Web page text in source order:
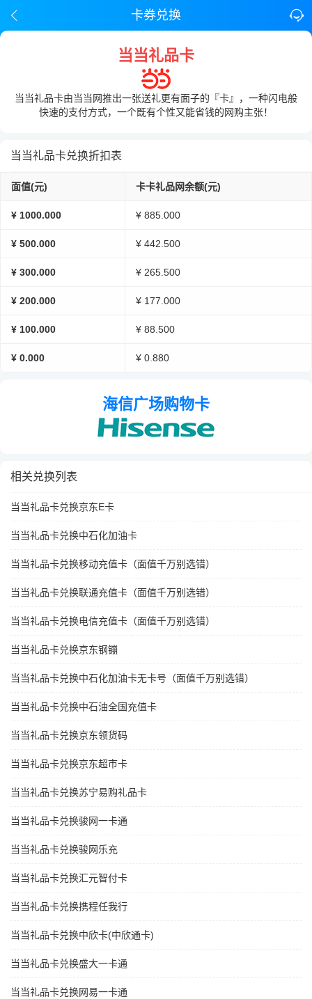
卡券兑换
当当礼品卡
当当礼品卡由当当网推出一张送礼更有面子的『卡』，一种闪电般
快速的支付方式，一个既有个性又能省钱的网购主张！
当当礼品卡兑换折扣表
面值(元) 卡卡礼品网余额(元)
¥ 1000.000 ¥ 885.000
¥ 500.000 ¥ 442.500
¥ 300.000 ¥ 265.500
¥ 200.000 ¥ 177.000
¥ 100.000 ¥ 88.500
¥ 0.000 ¥ 0.880
海信广场购物卡
相关兑换列表
当当礼品卡兑换京东E卡
当当礼品卡兑换中石化加油卡
当当礼品卡兑换移动充值卡（面值千万别选错）
当当礼品卡兑换联通充值卡（面值千万别选错）
当当礼品卡兑换电信充值卡（面值千万别选错）
当当礼品卡兑换京东钢镚
当当礼品卡兑换中石化加油卡无卡号（面值千万别选错）
当当礼品卡兑换中石油全国充值卡
当当礼品卡兑换京东领货码
当当礼品卡兑换京东超市卡
当当礼品卡兑换苏宁易购礼品卡
当当礼品卡兑换骏网一卡通
当当礼品卡兑换骏网乐充
当当礼品卡兑换汇元智付卡
当当礼品卡兑换携程任我行
当当礼品卡兑换中欣卡(中欣通卡)
当当礼品卡兑换盛大一卡通
当当礼品卡兑换网易一卡通